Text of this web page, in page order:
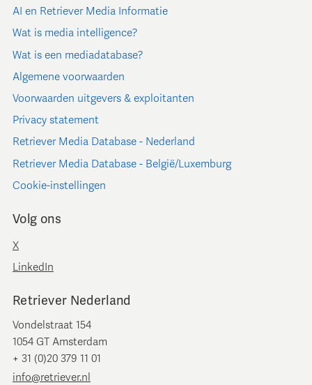
AI en Retriever Media Informatie
Wat is media intelligence?
Wat is een mediadatabase?
Algemene voorwaarden
Voorwaarden uitgevers & exploitanten
Privacy statement
Retriever Media Database - Nederland
Retriever Media Database - België/Luxemburg
Cookie-instellingen
Volg ons
X
LinkedIn
Retriever Nederland
Vondelstraat 154
1054 GT Amsterdam
+ 31 (0)20 379 11 01
info@retriever.nl